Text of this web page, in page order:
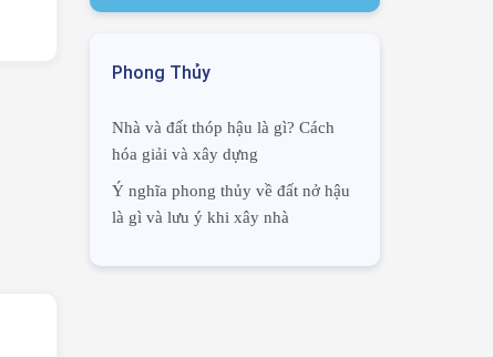
Phong Thủy
Nhà và đất thóp hậu là gì? Cách
hóa giải và xây dựng
Ý nghĩa phong thủy về đất nở hậu
là gì và lưu ý khi xây nhà